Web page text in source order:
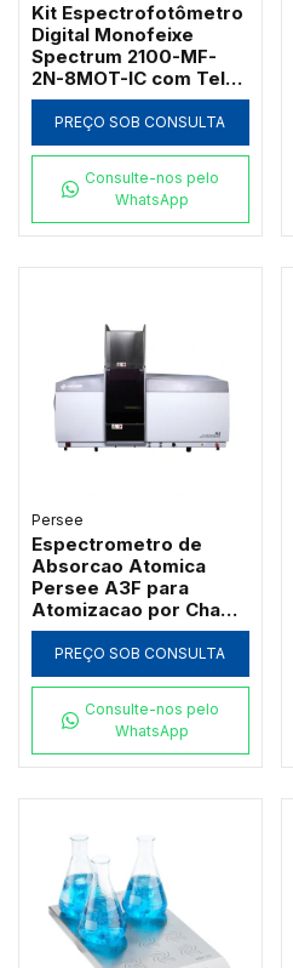
Kit Espectrofotômetro
Digital Monofeixe
Spectrum 2100-MF-
2N-8MOT-IC com Tela
de 7" Banda 2nm 21
CFR e Carrossel 8
Posições
PREÇO SOB CONSULTA
Consulte-nos pelo
WhatsApp
Persee
Espectrometro de
Absorcao Atomica
Persee A3F para
Atomizacao por Chama
com Queimador de
Titanio
PREÇO SOB CONSULTA
Consulte-nos pelo
WhatsApp